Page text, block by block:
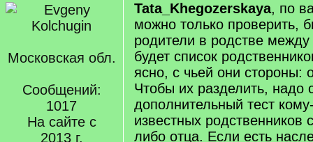
Московская обл.
Сообщений:
1017
На сайте с
2013 г.
Tata_Khegozerskaya, по
можно только проверить,
родители в родстве
будет список
ясно, с чьей они стороны:
Чтобы их разделить, надо
дополнительный тест
известных родственников
либо отца. Если есть